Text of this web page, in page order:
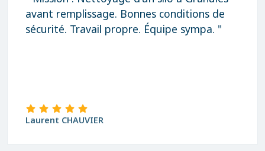
avant remplissage. Bonnes conditions de
sécurité. Travail propre. Équipe sympa. "
Laurent CHAUVIER